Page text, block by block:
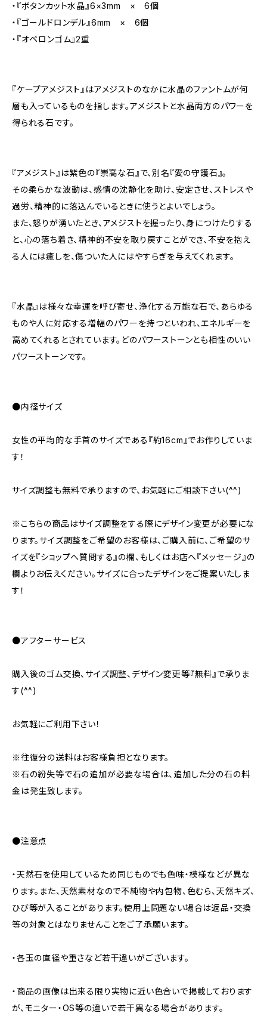
・『ボタンカット水晶』6×3mm × 6個
・『ゴールドロンデル』6mm × 6個
・『オペロンゴム』2重
『ケープアメジスト』はアメジストのなかに水晶のファントムが何
層も入っているものを指します。アメジストと水晶両方のパワーを
得られる石です。
『アメジスト』は紫色の『崇高な石』で、別名『愛の守護石』。
その柔らかな波動は、感情の沈静化を助け、安定させ、ストレスや
過労、精神的に落込んでいるときに使うとよいでしょう。
また、怒りが湧いたとき、アメジストを握ったり、身につけたりする
と、心の落ち着き、精神的不安を取り戻すことができ、不安を抱え
る人には癒しを、傷ついた人にはやすらぎを与えてくれます。
『水晶』は様々な幸運を呼び寄せ、浄化する万能な石で、あらゆる
ものや人に対応する増幅のパワーを持つといわれ、エネルギーを
高めてくれるとされています。どのパワーストーンとも相性のいい
パワーストーンです。
●内径サイズ
女性の平均的な手首のサイズである『約16cm』でお作りしていま
す！
サイズ調整も無料で承りますので、お気軽にご相談下さい(^^)
※こちらの商品はサイズ調整をする際にデザイン変更が必要にな
ります。サイズ調整をご希望のお客様は、ご購入前に、ご希望のサ
イズを『ショップへ質問する』の欄、もしくはお店へ『メッセージ』の
欄よりお伝えください。サイズに合ったデザインをご提案いたしま
す！
●アフターサービス
購入後のゴム交換、サイズ調整、デザイン変更等『無料』で承りま
す(^^)
お気軽にご利用下さい！
※往復分の送料はお客様負担となります。
※石の紛失等で石の追加が必要な場合は、追加した分の石の料
金は発生致します。
●注意点
・天然石を使用しているため同じものでも色味・模様などが異な
ります。また、天然素材なので不純物や内包物、色むら、天然キズ、
ひび等が入ることがあります。使用上問題ない場合は返品・交換
等の対象とはなりませんことをご了承願います。
・各玉の直径や重さなど若干違いがございます。
・商品の画像は出来る限り実物に近い色合いで掲載しております
が、モニター・OS等の違いで若干異なる場合があります。